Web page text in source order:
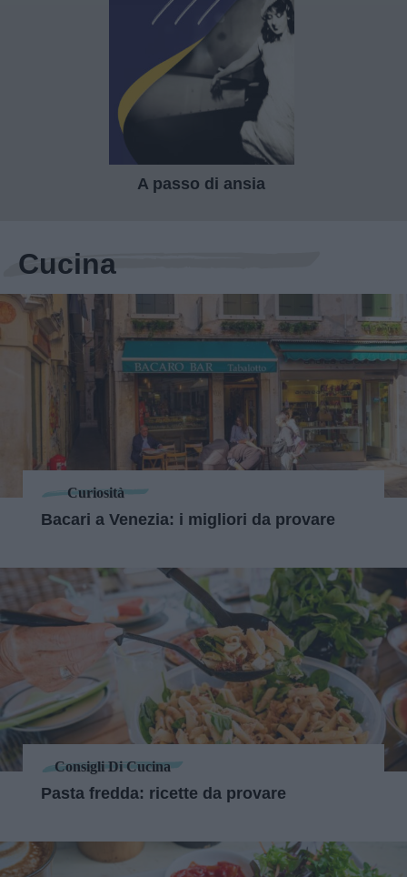
A passo di ansia
Cucina
Curiosità
Bacari a Venezia: i migliori da provare
Consigli Di Cucina
Pasta fredda: ricette da provare